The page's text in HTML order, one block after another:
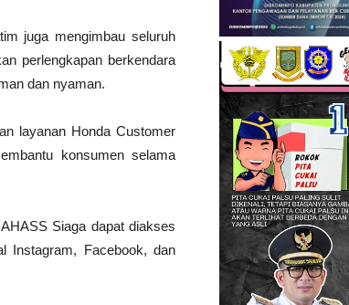
juga mengimbau seluruh
perlengkapan berkendara
dan nyaman.
layanan Honda Customer
konsumen selama
Siaga dapat diakses
Instagram, Facebook, dan